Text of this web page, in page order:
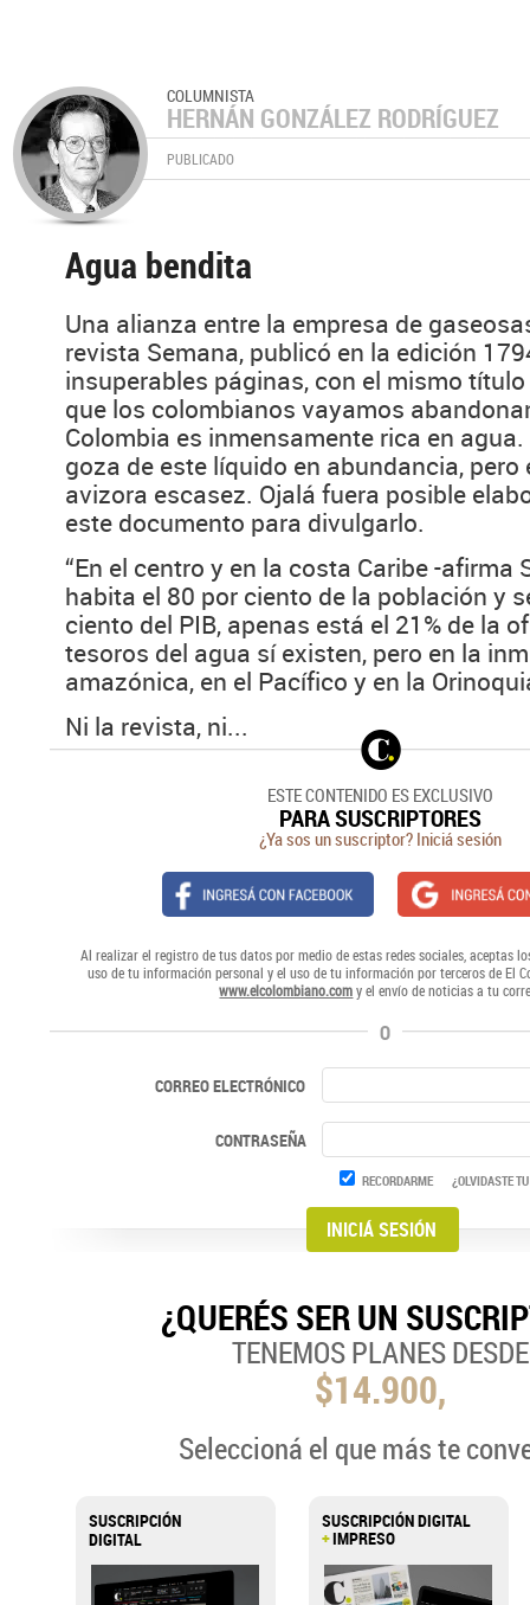
COLUMNISTA
HERNÁN GONZÁLEZ RODRÍGUEZ
PUBLICADO
Agua bendita
Una alianza entre la empresa de
revista Semana, publicó en la edición
insuperables páginas, con el mismo
que los colombianos vayamos
Colombia es inmensamente rica en
goza de este líquido en abundancia,
avizora escasez. Ojalá fuera posible
este documento para divulgarlo.
“En el centro y en la costa Caribe -afirma
habita el 80 por ciento de la población y
ciento del PIB, apenas está el 21% de la
tesoros del agua sí existen, pero en la
amazónica, en el Pacífico y en la
Ni la revista, ni...
ESTE CONTENIDO ES EXCLUSIVO
PARA SUSCRIPTORES
¿Ya sos un suscriptor? Iniciá sesión
Al realizar el registro de tus datos por medio de estas redes sociales, aceptas
uso de tu información personal y el uso de tu información por terceros de El
www.elcolombiano.comy el envío de noticias a tu
O
CORREO ELECTRÓNICO
CONTRASEÑA
RECORDARME ¿OLVIDASTE TU
¿QUERÉS SER UN
TENEMOS PLANES DESDE
$14.900,
Seleccioná el que más te
SUSCRIPCIÓN
DIGITAL
SUSCRIPCIÓN DIGITAL
+IMPRESO